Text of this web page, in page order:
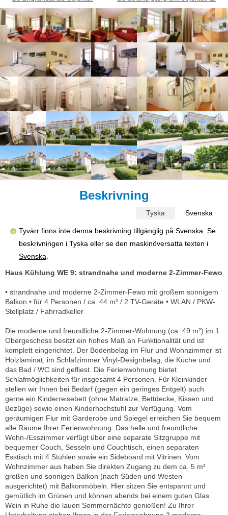
Beskrivning
Tyska Svenska
Tyvärr finns inte denna beskrivning tillgänglig på Svenska. Se
beskrivningen i Tyska eller se den maskinöversatta texten i
Svenska
Haus Kühlung WE 9: strandnahe und moderne 2-Zimmer-Fewo
• strandnahe und moderne 2-Zimmer-Fewo mit großem sonnigem
Balkon • für 4 Personen / ca. 44 m² / 2 TV-Geräte • WLAN / PKW-
Stellplatz / Fahrradkeller
Die moderne und freundliche 2-Zimmer-Wohnung (ca. 49 m²) im 1.
Obergeschoss besitzt ein hohes Maß an Funktionalität und ist
komplett eingerichtet. Der Bodenbelag im Flur und Wohnzimmer ist
Holzlaminat, im Schlafzimmer Vinyl-Designbelag, die Küche und
das Bad / WC sind gefliest. Die Ferienwohnung bietet
Schlafmöglichkeiten für insgesamt 4 Personen. Für Kleinkinder
stellen wir Ihnen bei Bedarf (gegen ein geringes Entgelt) auch
gerne ein Kinderreisebett (ohne Matratze, Bettdecke, Kissen und
Bezüge) sowie einen Kinderhochstuhl zur Verfügung. Vom
geräumigen Flur mit Garderobe und Spiegel erreichen Sie bequem
alle Räume Ihrer Ferienwohnung. Das helle und freundliche
Wohn-/Esszimmer verfügt über eine separate Sitzgruppe mit
bequemer Couch, Sesseln und Couchtisch, einen separaten
Esstisch mit 4 Stühlen sowie ein Sideboard mit Vitrinen. Vom
Wohnzimmer aus haben Sie direkten Zugang zu dem ca. 5 m²
großen und sonnigen Balkon (nach Süden und Westen
ausgerichtet) mit Balkonmöbeln. Hier sitzen Sie entspannt und
gemütlich im Grünen und können abends bei einem guten Glas
Wein in Ruhe die lauen Sommernächte genießen! Zu Ihrer